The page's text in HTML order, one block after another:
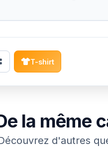
T-shirt
la même
d'autres